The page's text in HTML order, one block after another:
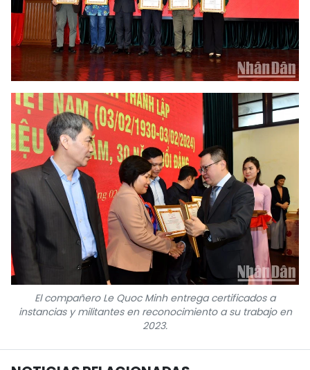
El compañero Le Quoc Minh entrega certificados a
instancias y militantes en reconocimiento a su trabajo en
2023.